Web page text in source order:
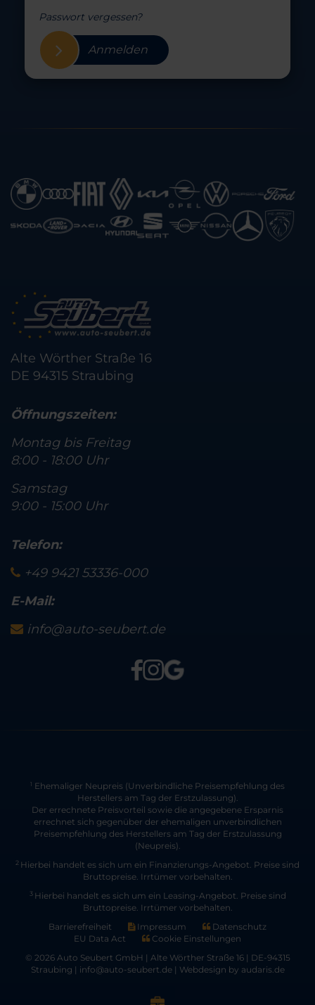
Passwort vergessen?
Anmelden
Alte Wörther Straße 16
DE 94315 Straubing
Öffnungszeiten:
Montag bis Freitag
8:00 - 18:00 Uhr
Samstag
9:00 - 15:00 Uhr
Telefon:
+49 9421 53336-000
E-Mail:
info@auto-seubert.de
1
Ehemaliger Neupreis (Unverbindliche Preisempfehlung des
Herstellers am Tag der Erstzulassung).
Der errechnete Preisvorteil sowie die angegebene Ersparnis
errechnet sich gegenüber der ehemaligen unverbindlichen
Preisempfehlung des Herstellers am Tag der Erstzulassung
(Neupreis).
2 Hierbei handelt es sich um ein Finanzierungs-Angebot. Preise sind
Bruttopreise. Irrtümer vorbehalten.
3 Hierbei handelt es sich um ein Leasing-Angebot. Preise sind
Bruttopreise. Irrtümer vorbehalten.
Barrierefreiheit
Impressum
Datenschutz
EU Data Act
Cookie Einstellungen
© 2026 Auto Seubert GmbH | Alte Wörther Straße 16 | DE-94315
Straubing | info@auto-seubert.de | Webdesign by audaris.de